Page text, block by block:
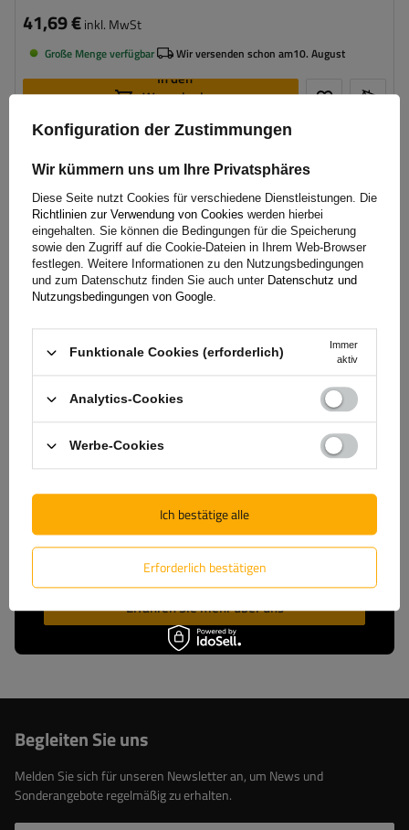
41,69 €inkl. MwSt
Große Menge verfügbar Wir versenden schon am10. August
In den
Warenkorb
Offizieller Herstellershop
Wenn Sie beiUNITRAILER
kaufen, erwerben Sie
Ihre Produkte direkt vom Hersteller. Sie erhalten
garantiert Originalware und Ihre Transaktion ist
absolut sicher. Da wir unsere Anhänger selbst
umfassenden technischen Support und ständigen
Zugriff auf Original-Ersatzteile. Setzen Sie auf
bewährte Lösungen vom Marktführer.
Erfahren Sie mehr über uns
Begleiten Sie uns
Melden Sie sich für unseren Newsletter an, um News und
Sonderangebote regelmäßig zu erhalten.
Konfiguration der Zustimmungen
Wir kümmern uns um Ihre Privatsphäres
Diese Seite nutzt Cookies für verschiedene Dienstleistungen. Die
Richtlinien zur Verwendung von Cookies werden hierbei
eingehalten. Sie können die Bedingungen für die Speicherung
sowie den Zugriff auf die Cookie-Dateien in Ihrem Web-Browser
festlegen. Weitere Informationen zu den Nutzungsbedingungen
und zum Datenschutz finden Sie auch unter Datenschutz und
Nutzungsbedingungen von Google.
Funktionale Cookies (erforderlich)
Immer
aktiv
Analytics-Cookies
Werbe-Cookies
Erforderlich bestätigen
Ich bestätige alle